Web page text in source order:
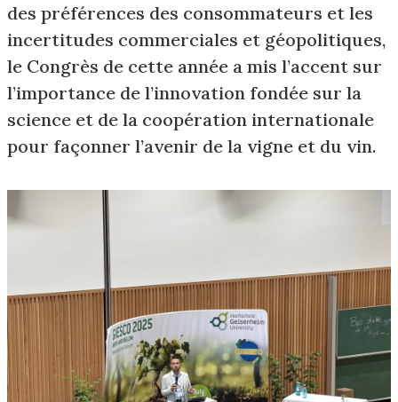
des préférences des consommateurs et les
incertitudes commerciales et géopolitiques,
le Congrès de cette année a mis l’accent sur
l’importance de l’innovation fondée sur la
science et de la coopération internationale
pour façonner l’avenir de la vigne et du vin.